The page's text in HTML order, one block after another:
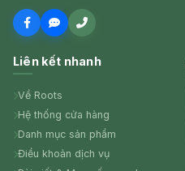
Liên kết nhanh
Về Roots
Hệ thống cửa hàng
Danh mục sản phẩm
Điều khoản dịch vụ